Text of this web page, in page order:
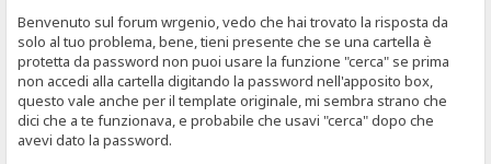
Benvenuto sul forum wrgenio, vedo che hai trovato la risposta da
solo al tuo problema, bene, tieni presente che se una cartella è
protetta da password non puoi usare la funzione "cerca" se prima
non accedi alla cartella digitando la password nell'apposito box,
questo vale anche per il template originale, mi sembra strano che
dici che a te funzionava, e probabile che usavi "cerca" dopo che
avevi dato la password.